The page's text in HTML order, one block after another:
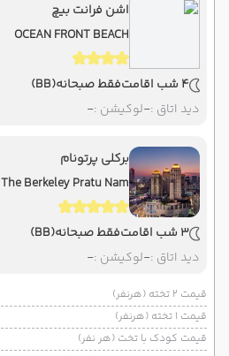
اشن فرانت بیچ
OCEAN FRONT BEACH
4 شب اقامت فقط صبحانه(BB)
دید اتاق :-لوکیشن :-
برکلی پرتونام
The Berkeley Pratu Nam
3 شب اقامت فقط صبحانه(BB)
دید اتاق :-لوکیشن :-
قیمت 2 تخته (هرنفر)
قیمت 1 تخته (هرنفر)
قیمت کودک با تخت (هر نفر)